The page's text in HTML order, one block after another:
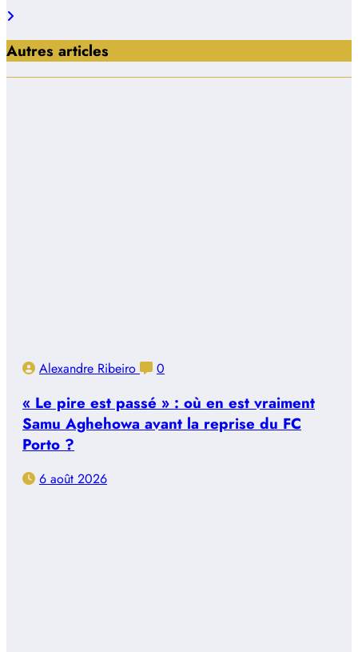
Autres articles
Alexandre Ribeiro 0
« Le pire est passé » : où en est vraiment
Samu Aghehowa avant la reprise du FC
Porto ?
6 août 2026